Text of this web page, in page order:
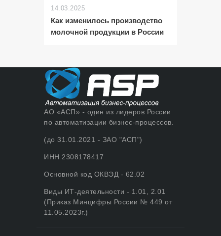
14.03.2025
Как изменилось производство
молочной продукции в России
АО «АСП» - один из лидеров России
по автоматизации бизнес-процессов.
(до 31.01.2021 - ЗАО "АСП")
ИНН 2308178417
Основной код ОКВЭД - 62.02
Виды ИТ-деятельности - 1.01, 2.01
(Приказ Минцифры России № 449 от
11.05.2023г.)